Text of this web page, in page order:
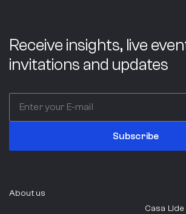
Receive insights, live
invitations and updates
Subscribe
About us
Casa Lide